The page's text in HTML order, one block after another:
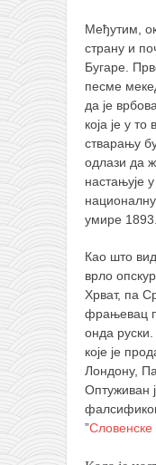
Међутим,
страну и
Бугаре.
песме
да је
која је у
стварању
одлази да
настањује
националну
умире 1893.
Као што
врло
Хрват, па
фрањевац
онда руски.
које је
Лондону,
Оптуживан
”Словенске